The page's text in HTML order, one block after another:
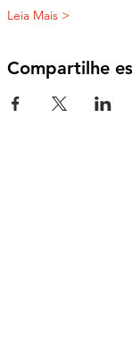
Leia Mais >
Compartilhe